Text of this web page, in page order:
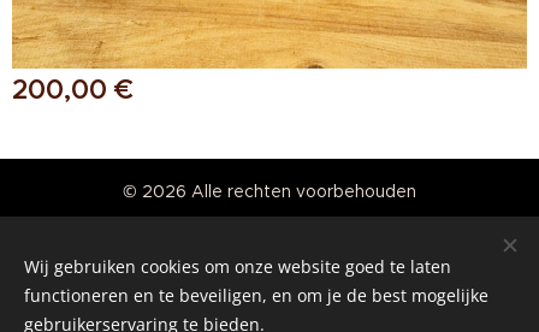
200,00 €
© 2026 Alle rechten voorbehouden
Cookies
Wij gebruiken cookies om onze website goed te laten
functioneren en te beveiligen, en om je de best mogelijke
gebruikerservaring te bieden.